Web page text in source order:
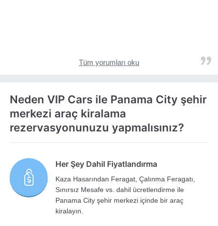
Tüm yorumları oku
Neden VIP Cars ile Panama City şehir
merkezi araç kiralama
rezervasyonunuzu yapmalısınız?
Her Şey Dahil Fiyatlandırma
Kaza Hasarından Feragat, Çalınma Feragatı,
Sınırsız Mesafe vs. dahil ücretlendirme ile
Panama City şehir merkezi içinde bir araç
kiralayın.